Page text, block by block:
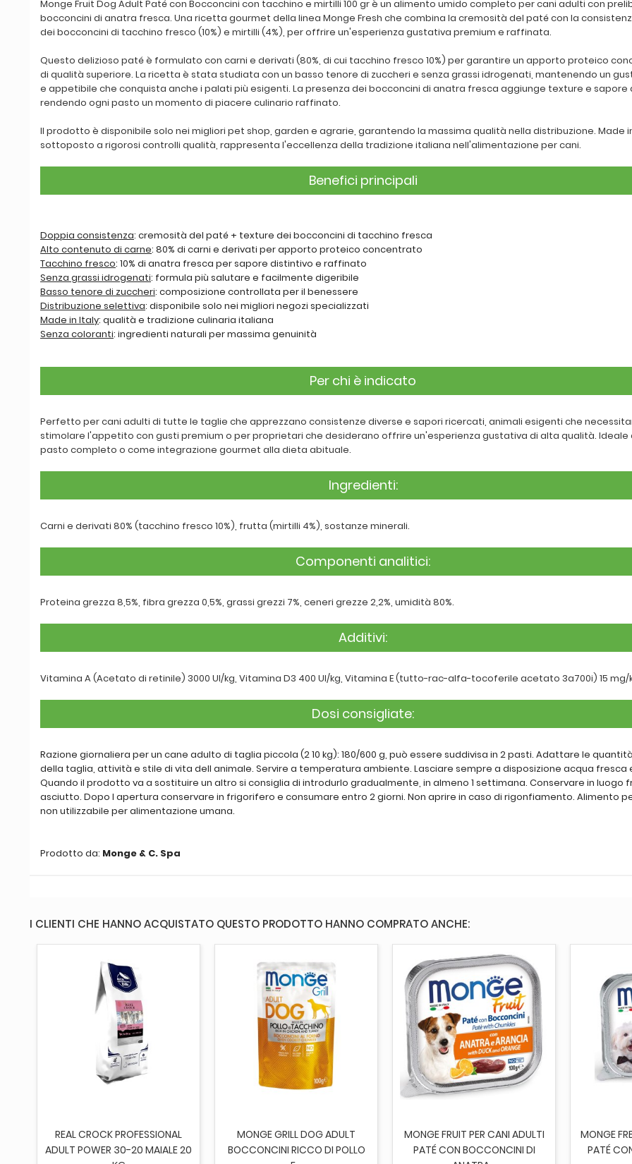
Monge Fruit Dog Adult Paté con Bocconcini con tacchino e mirtilli 100 gr è un alimento umido completo per cani adulti con
bocconcini di anatra fresca. Una ricetta gourmet della linea Monge Fresh che combina la cremosità del paté con la
dei bocconcini di tacchino fresco (10%) e mirtilli (4%), per offrire un'esperienza gustativa premium e raffinata.
Questo delizioso paté è formulato con carni e derivati (80%, di cui tacchino fresco 10%) per garantire un apporto proteico
di qualità superiore. La ricetta è stata studiata con un basso tenore di zuccheri e senza grassi idrogenati, mantenendo un
e appetibile che conquista anche i palati più esigenti. La presenza dei bocconcini di anatra fresca aggiunge texture e sapore
rendendo ogni pasto un momento di piacere culinario raffinato.
Il prodotto è disponibile solo nei migliori pet shop, garden e agrarie, garantendo la massima qualità nella distribuzione. Made
sottoposto a rigorosi controlli qualità, rappresenta l'eccellenza della tradizione italiana nell'alimentazione per cani.
Benefici principali
Doppia consistenza: cremosità del paté + texture dei bocconcini di tacchino fresca
Alto contenuto di carne: 80% di carni e derivati per apporto proteico concentrato
Tacchino fresco: 10% di anatra fresca per sapore distintivo e raffinato
Senza grassi idrogenati: formula più salutare e facilmente digeribile
Basso tenore di zuccheri: composizione controllata per il benessere
Distribuzione selettiva: disponibile solo nei migliori negozi specializzati
Made in Italy: qualità e tradizione culinaria italiana
Senza coloranti: ingredienti naturali per massima genuinità
Per chi è indicato
Perfetto per cani adulti di tutte le taglie che apprezzano consistenze diverse e sapori ricercati, animali esigenti che
stimolare l'appetito con gusti premium o per proprietari che desiderano offrire un'esperienza gustativa di alta qualità. Ideale
pasto completo o come integrazione gourmet alla dieta abituale.
Ingredienti:
Carni e derivati 80% (tacchino fresco 10%), frutta (mirtilli 4%), sostanze minerali.
Componenti analitici:
Proteina grezza 8,5%, fibra grezza 0,5%, grassi grezzi 7%, ceneri grezze 2,2%, umidità 80%.
Additivi:
Vitamina A (Acetato di retinile) 3000 UI/kg, Vitamina D3 400 UI/kg, Vitamina E (tutto-rac-alfa-tocoferile acetato 3a700i) 15 mg/
Dosi consigliate:
Razione giornaliera per un cane adulto di taglia piccola (2 10 kg): 180/600 g, può essere suddivisa in 2 pasti. Adattare le
della taglia, attività e stile di vita dell animale. Servire a temperatura ambiente. Lasciare sempre a disposizione acqua fresca
Quando il prodotto va a sostituire un altro si consiglia di introdurlo gradualmente, in almeno 1 settimana. Conservare in luogo
asciutto. Dopo l apertura conservare in frigorifero e consumare entro 2 giorni. Non aprire in caso di rigonfiamento. Alimento
non utilizzabile per alimentazione umana.
Prodotto da: Monge & C. Spa
I CLIENTI CHE HANNO ACQUISTATO QUESTO PRODOTTO HANNO COMPRATO ANCHE:
AGGIUNGI AL CARRELLO
REAL CROCK PROFESSIONAL
ADULT POWER 30-20 MAIALE 20
AGGIUNGI AL CARRELLO
MONGE GRILL DOG ADULT
BOCCONCINI RICCO DI POLLO
AGGIUNGI AL CARRELLO
MONGE FRUIT PER CANI ADULTI
PATÉ CON BOCCONCINI DI
MONGE
PATÉ